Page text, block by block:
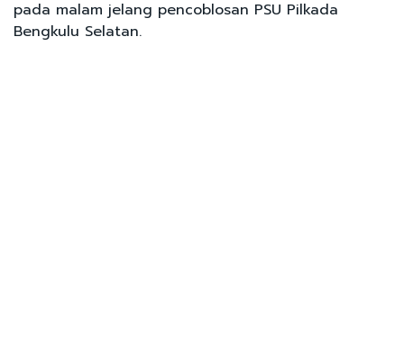
pada malam jelang pencoblosan PSU Pilkada
Bengkulu Selatan.